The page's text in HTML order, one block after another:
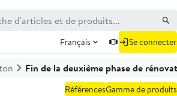
Français Se connecter
Fin de la deuxième phase de
RéférencesGamme de produits